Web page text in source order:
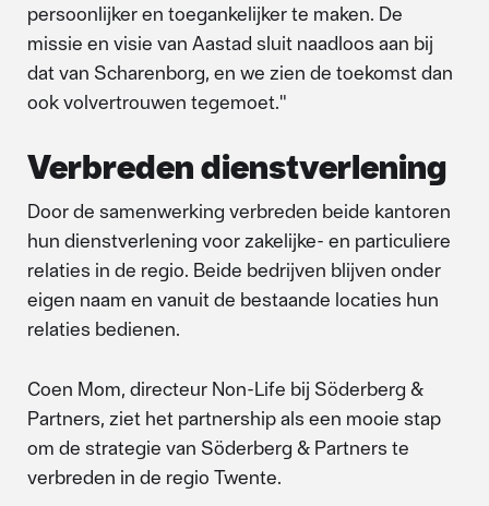
persoonlijker en toegankelijker te maken. De
missie en visie van Aastad sluit naadloos aan bij
dat van Scharenborg, en we zien de toekomst dan
ook volvertrouwen tegemoet."
Verbreden dienstverlening
Door de samenwerking verbreden beide kantoren
hun dienstverlening voor zakelijke- en particuliere
relaties in de regio. Beide bedrijven blijven onder
eigen naam en vanuit de bestaande locaties hun
relaties bedienen.
Coen Mom, directeur Non-Life bij Söderberg &
Partners, ziet het partnership als een mooie stap
om de strategie van Söderberg & Partners te
verbreden in de regio Twente.